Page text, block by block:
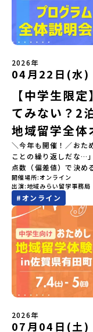
2026年
04月22日(水
【中学生限
てみない？2
地域留学全体
＼今年も開催！／おた
ことの繰り返しだな…
点数（偏差値）で決め
路にモヤモヤしている
あなたの「ワクワク（
択肢が、「地域みら
の高校に進学するなん
にプチ体験できる【
ン説明会のアーカイブ
🔥／おためし地域留
「圧倒的な感動」！
らではの大自然や歴
伝統文化に触れたり
て」が「一生の友達
い！」「今の自分を
集合！地元の高校生と
で最高の仲間になる！
開催場所 オンライン
出演 地域みらい留学事務局
#オンライン
2026年
07月04日(土